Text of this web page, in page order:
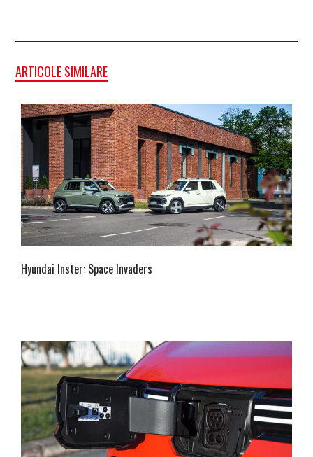
ARTICOLE SIMILARE
Hyundai Inster: Space Invaders